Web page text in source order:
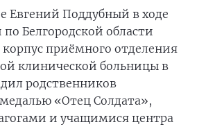
Евгений Поддубный в ходе
Белгородской области
приёмного отделения
клинической больницы в
родственников
«Отец Солдата»,
и учащимися центра